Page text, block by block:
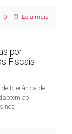
0 Leia mais
por
Fiscais
de tolerância de
ao
nos